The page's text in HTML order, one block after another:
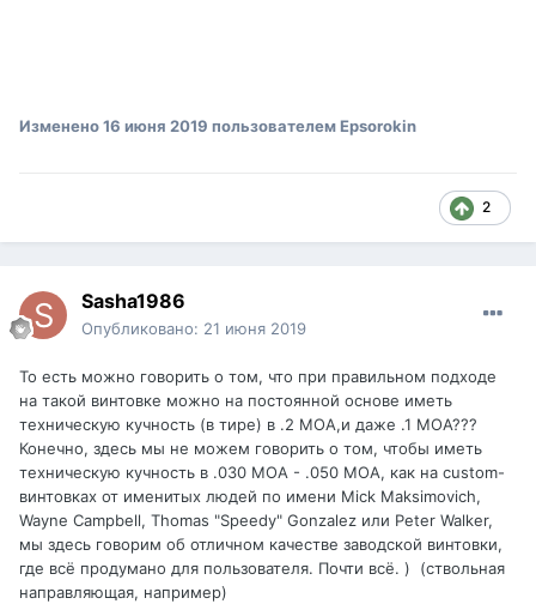
Изменено16 июня 2019 пользователем Epsorokin
2
Sasha1986
Опубликовано: 21 июня 2019
То есть можно говорить о том, что при правильном подходе
на такой винтовке можно на постоянной основе иметь
техническую кучность (в тире) в .2 MOA,и даже .1 MOA???
Конечно, здесь мы не можем говорить о том, чтобы иметь
техническую кучность в .030 MOA - .050 MOA, как на custom-
винтовках от именитых людей по имени Mick Maksimovich,
Wayne Campbell, Thomas "Speedy" Gonzalez или Peter Walker,
мы здесь говорим об отличном качестве заводской винтовки,
где всё продумано для пользователя. Почти всё. ) (ствольная
направляющая, например)